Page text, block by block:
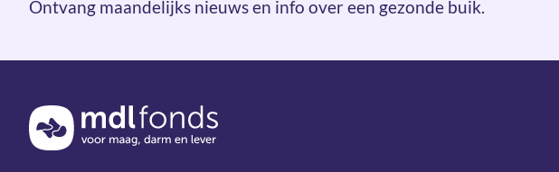
Ontvang maandelijks nieuws en info over een gezonde buik.
Terug naar de homepage